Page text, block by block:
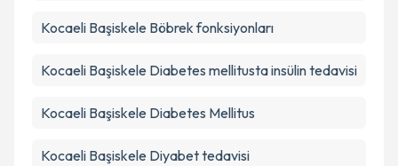
Kocaeli Başiskele Böbrek fonksiyonları
Kocaeli Başiskele Diabetes mellitusta insülin tedavisi
Kocaeli Başiskele Diabetes Mellitus
Kocaeli Başiskele Diyabet tedavisi